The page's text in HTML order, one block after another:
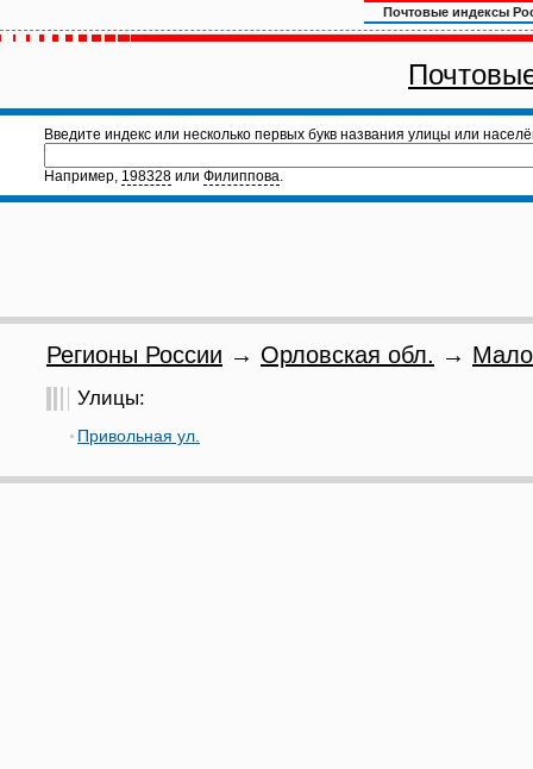
Почтовые индексы
Введите индекс или несколько первых букв названия улицы или
Например, 198328 или Филиппова.
Регионы России → Орловская обл. →
Улицы:
Привольная ул.